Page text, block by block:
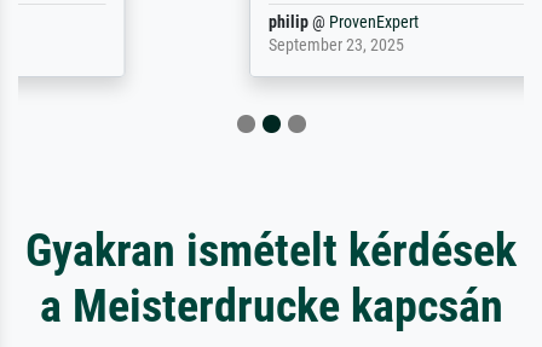
Gyakran ismételt kérdések
a Meisterdrucke kapcsán